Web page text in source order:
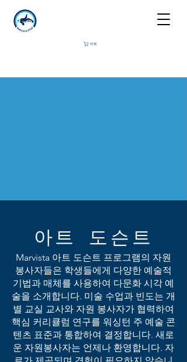
카트
아트 도슨트
Marvista 아트 도슨트 프로그램의 자원
봉사자들은 학생들에게 다양한 예술적
기법과 매체를 사용하여 다문화 시각 예
술을 소개합니다. 미술 수업과 빈도는 개
별 교실 교사와 자원 봉사자가 협력하여
핵심 커리큘럼 연구를 워싱턴 주 예술 콘
텐츠 표준과 통합하여 결정합니다. 새로
운 자원봉사자는 언제나 환영합니다. 자